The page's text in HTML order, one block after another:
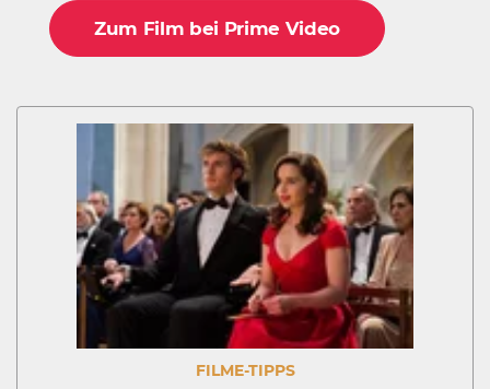
Zum Film bei Prime Video
FILME-TIPPS